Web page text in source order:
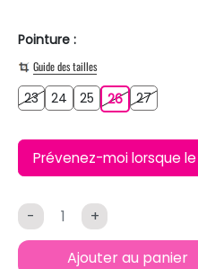
Pointure :
Guide des tailles
2323 24 2425 26262727
Prévenez-moi lorsque
- +
Ajouter au panier